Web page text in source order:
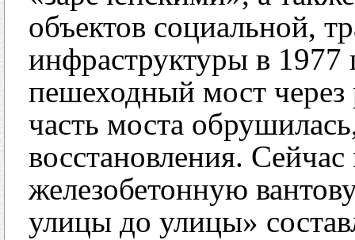
объектов социальной,
инфраструктуры в 1977
пешеходный мост
часть моста
восстановления.
железобетонную
улицы до улицы»